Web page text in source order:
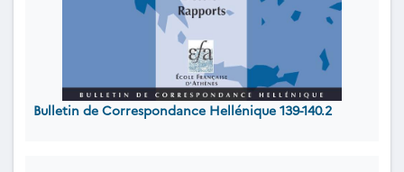
Bulletin de Correspondance Hellénique 139-140.2